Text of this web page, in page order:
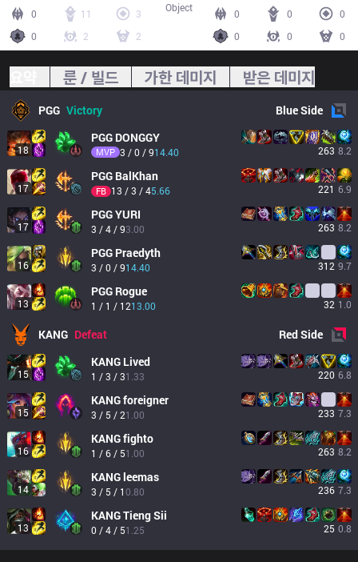
0 11
3
0
2 2
0 0
0
0
0 0
Object
룬 / 빌드 가한 데미지 받은 데미지
PGG Victory BlueSide
18
PGG DONGGY
MVP 3 / 0 / 914.40 263 8.2
17
PGG BalKhan
FB 13 / 3 / 45.66 221 6.9
17
PGGYURI
3 / 4 / 93.00 263 8.2
16
PGG Praedyth
3 / 0 / 914.40 312 9.7
13
PGG Rogue
1 / 1 / 1213.00 32 1.0
KANG Defeat RedSide
15
KANG Lived
1 / 3 / 31.33 220 6.8
15
KANGforeigner
3 / 5 / 21.00 233 7.3
16
KANGfighto
1 / 6 / 51.00 263 8.2
14
KANGleemas
3 / 5 / 10.80 236 7.3
13
KANGTieng Sii
0 / 4 / 51.25 25 0.8